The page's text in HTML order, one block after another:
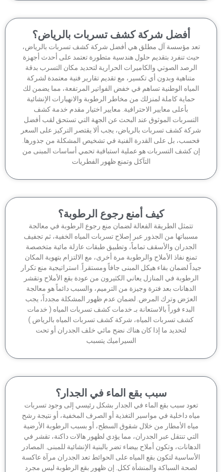
أفضل شركة كشف تسربات بالرياض؟
مؤسسة آل مطلق هي أفضل شركة كشف تسربات بالرياض،
تنفرد بتقديم حلول هندسية متطورة تعتمد على أحدث أجهزة
الرصد الصوتي والكاميرات الحرارية لتحديد مكان التسرب بدقة
متناهية وبدون أي تكسير، مع تقديم تقارير فنية معتمدة لشركة
الوطنية تساهم في خفض الفواتير المرتفعة، مما يضمن لك
حماية كاملة لمنزلك من مخاطر الرطوبة والانهيارات الإنشائية
بأعلى معايير الاحترافية. معايير اختيار مقدم خدمة كشف
الموثوق عند البحث عن الجهة التي تستحق لقب أفضل
كشف تسربات بالرياض، يجب ألا يقتصر التركيز على السعر
بل على القدرة الفنية في تشخيص المشكلة من جذورها.
كشف التسربات هو عملية استباقية تحمي أساسات المبنى من
التآكل وتمنع ظهور الفطريات
كيف أمنع رجوع الرطوبة؟
تتمثل الطريقة الفعالة لضمان منع رجوع الرطوبة في معالجة
من الجذور عبر إصلاح تسربات المياه الخفية، ثم تجفيف
الجدران والأسقف تماماً، وتطبيق طبقات عازلة مائية متخصصة
تمنع نفاذ الأملاح والرطوبة مرة أخرى، مع الالتزام بتهوية المكان
لضمان بقاء هيكل المبنى جافاً ومستقراً. استراتيجية منع تكرار
في المنازل يعاني الكثيرون من عودة بقع الأملاح وتقشر
الدهانات بعد فترة وجيزة من الترميم، والسبب دائماً هو معالجة
العرَض وترك المرض. لضمان عدم ظهور المشكلة مجدداً، يجب
البدء فوراً بالاستعانة بـ خدمات كشف تسربات المياه ( خدمات
كشف تسربات المياه، شركة كشف تسربات المياه بالرياض )
لتحديد ما إذا كان هناك نضح مائي خلف الجدران أو تحت
السيراميك يتسبب
سبب بقع الماء في الجدار؟
سبب بقع الماء في الجدار بشكل رئيسي إلى وجود تسربات
داخلية في مواسير التغذية أو الصرف المخفية، أو نتيجة رشح
الأمطار من خلال شقوق السطح، أو بسبب الرطوبة الأرضية
تنتقل عبر الجدران، مما يؤدي لظهور هالات داكنة، تقشر في
وتكون أملاح بيضاء تضر بالبنية الإنشائية للمبنى. المصادر
لتكون بقع المياه على الحوائط تعد الجدران مرآة عاكسة
لصحة السباكة والمنشأة ككل. إن ظهور بقع الرطوبة ليس مجرد